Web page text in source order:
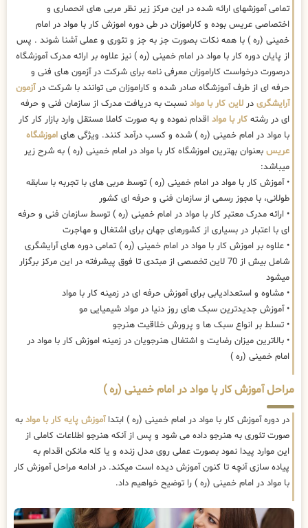
تمامی آموزشهای ارائه شده در این مرکز زیر نظر مربی های انحصاری و
اختصاصی عریس بوده و کاراموزان در طی دوره اموزش کار با مواد در امام
خمینی (ره ) با همه نکات بصورت جز به جز و تئوری و عملی آشنا شوند . پس
از پایان دوره کار با مواد در امام خمینی (ره ) نیز علاوه بر ارائه مدرک آموزشگاه
درصورت درخواست کاراموزان معرفی نامه برای شرکت در آزمون های فنی و
حرفه ای از طرف آموزشگاه صادر شده و کاراموزان می توانند با شرکت درآزمون
آرایشگری در لاین کار با مواد نسبت به دریافت مدرک از سازمان فنی و حرفه
ای در رشته کار با مواد اقدام نموده و به صورت کاملا مستقل وارد بازار کار کار
با مواد در امام خمینی (ره ) شده و کسب درآمد کنند. ویژگی های اموزشگاه
عریس بعنوان بهترین اموزشگاه کار با مواد در امام خمینی (ره ) به شرح زیر
میباشد:
• آموزش کار با مواد در امام خمینی (ره ) توسط مربی های با تجربه با سابقه
طولانی، با مجوز رسمی از سازمان فنی و حرفه ای کشور
• ارائه مدرک معتبر کار با مواد در امام خمینی (ره ) توسط سازمان فنی و حرفه
ای با اعتبار در بسیاری از کشورهای جهان برای اشتغال و مهاجرت
• علاوه بر اموزش کار با مواد در امام خمینی (ره ) تمامی دوره های آرایشگری
شامل بیش از 70 لاین تخصصی از مبتدی تا فوق پیشرفته در این مرکز برگزار
میشود
• مشاوه و استعدادیابی برای آموزش حرفه ای در زمینه کار با مواد
• آموزش جدیدترین سبک های روز دنیا در مواد شیمیایی مو
• تسلط بر انواع سبک ها و پرورش خلاقیت هنرجو
• بالاترین میزان رضایت و اشتغال هنرجویان در زمینه اموزش کار با مواد در
امام خمینی (ره )
مراحل آموزش کار با مواد در امام خمینی (ره )
در دوره آموزش کار با مواد در امام خمینی (ره ) ابتداآموزش پایه کار با مواد به
صورت تئوری به هنرجو داده می شود و پس از آنکه هنرجو اطلاعات کاملی از
این موارد پیدا نمود بصورت عملی روی مدل زنده و یا کله مانکن اقدام به
پیاده سازی آنچه تا کنون آموزش دیده است میکند. در ادامه مراحل آموزش کار
با مواد در امام خمینی (ره ) را توضیح خواهیم داد.